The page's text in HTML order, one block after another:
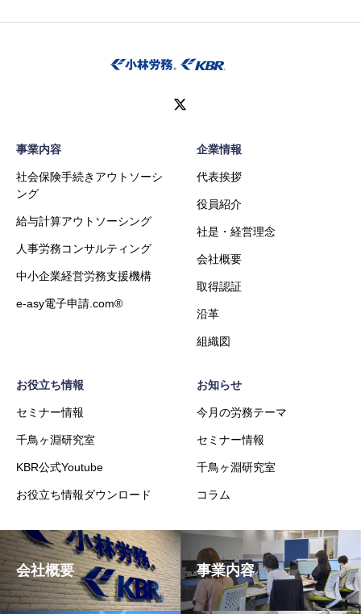
事業内容
社会保険手続きアウトソーシ
ング
給与計算アウトソーシング
人事労務コンサルティング
中小企業経営労務支援機構
e-asy電子申請.com®
企業情報
代表挨拶
役員紹介
社是・経営理念
会社概要
取得認証
沿革
組織図
お役立ち情報
セミナー情報
千鳥ヶ淵研究室
KBR公式Youtube
お役立ち情報ダウンロード
お知らせ
今月の労務テーマ
セミナー情報
千鳥ヶ淵研究室
コラム
会社概要 事業内容